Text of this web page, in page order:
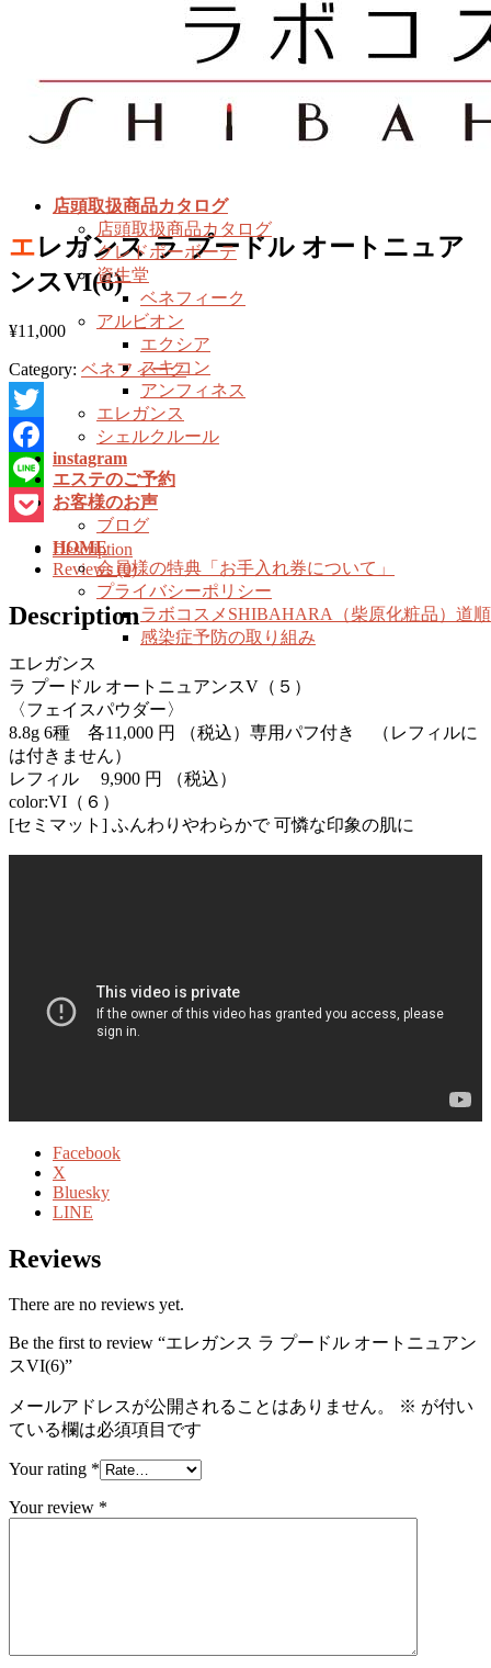
店頭取扱商品カタログ
店頭取扱商品カタログ
クレドポーボーテ
資生堂
ベネフィーク
アルビオン
エクシア
スキコン
アンフィネス
エレガンス
シェルクルール
instagram
エステのご予約
お客様のお声
ブログ
HOME
会員様の特典「お手入れ券について」
プライバシーポリシー
ラボコスメSHIBAHARA（柴原化粧品）道
感染症予防の取り組み
エレガンス ラ プードル オートニュアンスVI(6)
エレガンス ラ プードル オートニュア
ンスVI(6)
¥11,000
Category: ベネフィーク
Twitter
Facebook
Line
Pocket
Description
Reviews (0)
Description
エレガンス
ラ プードル オートニュアンスV（５）
〈フェイスパウダー〉
8.8g 6種 各11,000 円 （税込）専用パフ付き （レフィルに
は付きません）
レフィル 9,900 円 （税込）
color:VI（６）
[セミマット] ふんわりやわらかで 可憐な印象の肌に
Facebook
X
Bluesky
LINE
Reviews
There are no reviews yet.
Be the first to review “エレガンス ラ プードル オートニュアン
スVI(6)”
メールアドレスが公開されることはありません。 ※ が付い
ている欄は必須項目です
Your rating *
Your review *